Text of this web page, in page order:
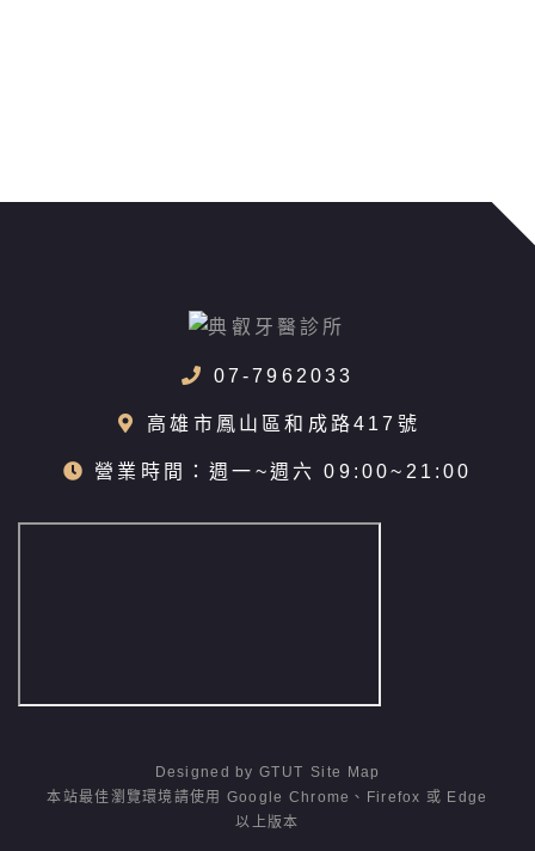
07-7962033
高雄市鳳山區和成路417號
營業時間：週一~週六 09:00~21:00
Designed by GTUT Site Map
本站最佳瀏覽環境請使用 Google Chrome、Firefox 或 Edge
以上版本